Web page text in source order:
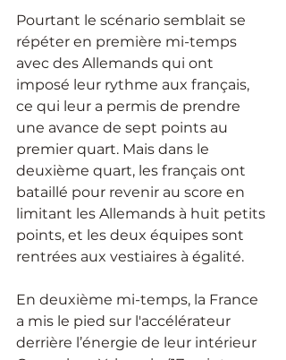
Pourtant le scénario semblait se
répéter en première mi-temps
avec des Allemands qui ont
imposé leur rythme aux français,
ce qui leur a permis de prendre
une avance de sept points au
premier quart. Mais dans le
deuxième quart, les français ont
bataillé pour revenir au score en
limitant les Allemands à huit petits
points, et les deux équipes sont
rentrées aux vestiaires à égalité.
En deuxième mi-temps, la France
a mis le pied sur l'accélérateur
derrière l’énergie de leur intérieur